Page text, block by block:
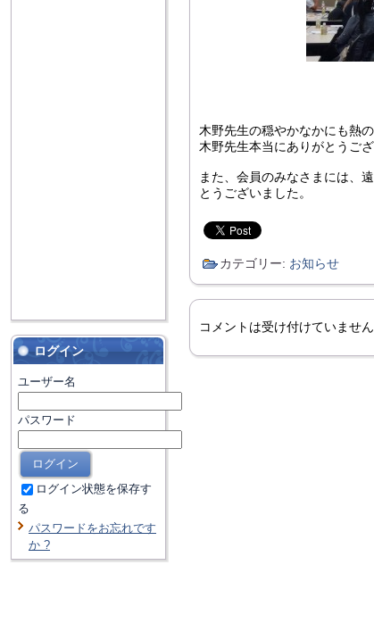
ログイン
ユーザー名
パスワード
ログイン状態を保存す
る
パスワードをお忘れです
か ?
木野先生の穏やかなかにも熱
木野先生本当にありがとうござ
また、会員のみなさまには、
とうございました。
カテゴリー: お知らせ
コメントは受け付けていません